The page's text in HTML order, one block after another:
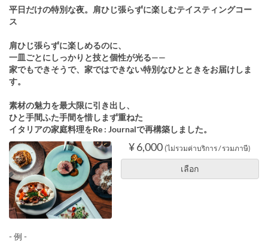
平日だけの特別な夜。肩ひじ張らずに楽しむテイスティングコー
ス
肩ひじ張らずに楽しめるのに、
一皿ごとにしっかりと技と個性が光る——
家でもできそうで、家ではできない特別なひとときをお届けしま
す。
素材の魅力を最大限に引き出し、
ひと手間ふた手間を惜しまず重ねた
イタリアの家庭料理をRe : Journalで再構築しました。
¥ 6,000 (ไม่รวมค่าบริการ / รวมภาษี)
เลือก
- 例 -